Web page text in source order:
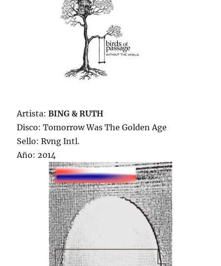
Artista:BING & RUTH
Disco: Tomorrow Was The Golden Age
Sello: Rvng Intl.
Año: 2014